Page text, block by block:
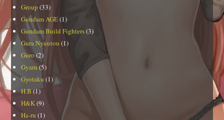
Group (33)
Gundam AGE(1)
Gundam Build Fighters(3)
Gura Nyuutou (1)
Guro(2)
Gyaru (5)
Gyotaku (1)
H.B(1)
H&K(9)
Ha-ru (1)